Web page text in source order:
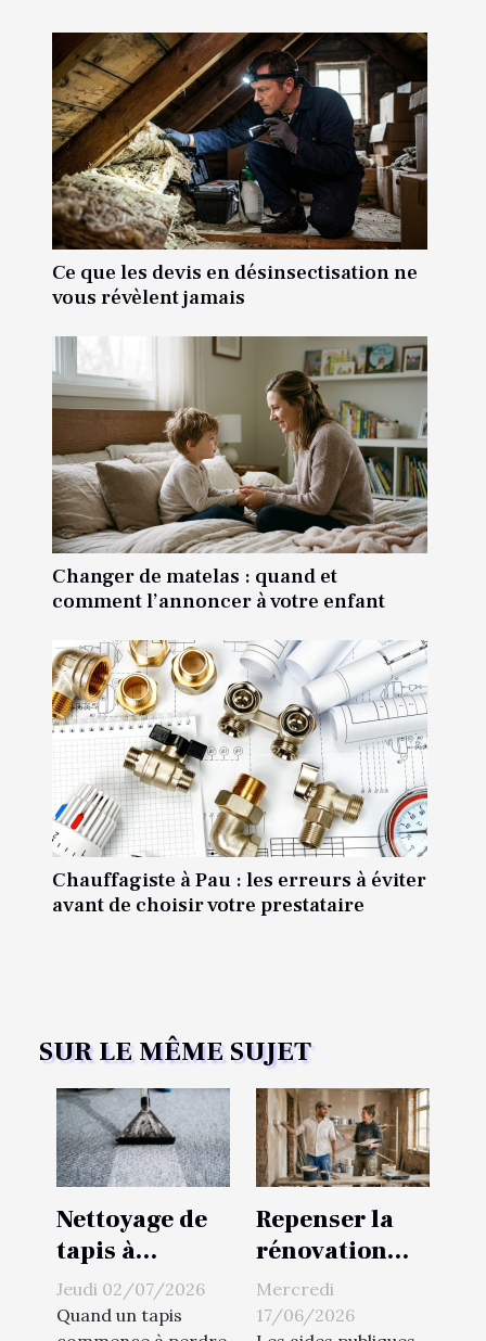
Ce que les devis en désinsectisation ne
vous révèlent jamais
Changer de matelas : quand et
comment l’annoncer à votre enfant
Chauffagiste à Pau : les erreurs à éviter
avant de choisir votre prestataire
SUR LE MÊME SUJET
Nettoyage de
tapis à
Toulouse :
laissez
Jeudi 02/07/2026
Quand un tapis
Repenser la
rénovation
énergétique :
astuces de
Mercredi
17/06/2026